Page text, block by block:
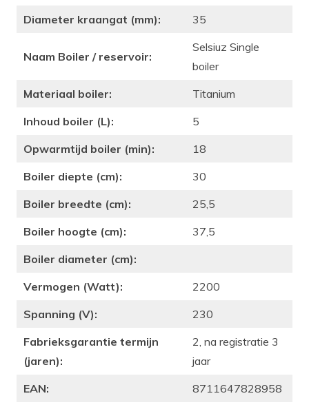
Diameter kraangat (mm):
35
Naam Boiler / reservoir:
Selsiuz Single
boiler
Materiaal boiler:
Titanium
Inhoud boiler (L):
5
Opwarmtijd boiler (min):
18
Boiler diepte (cm):
30
Boiler breedte (cm):
25,5
Boiler hoogte (cm):
37,5
Boiler diameter (cm):
Vermogen (Watt):
2200
Spanning (V):
230
Fabrieksgarantie termijn
(jaren):
2, na registratie 3
jaar
EAN:
8711647828958